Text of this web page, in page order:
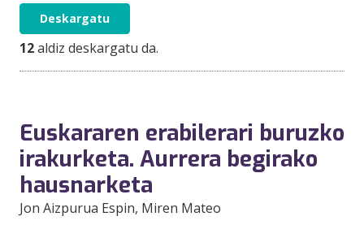
Deskargatu
12aldiz deskargatu da.
Euskararen erabilerari buruzko
irakurketa. Aurrera begirako
hausnarketa
Jon Aizpurua Espin, Miren Mateo